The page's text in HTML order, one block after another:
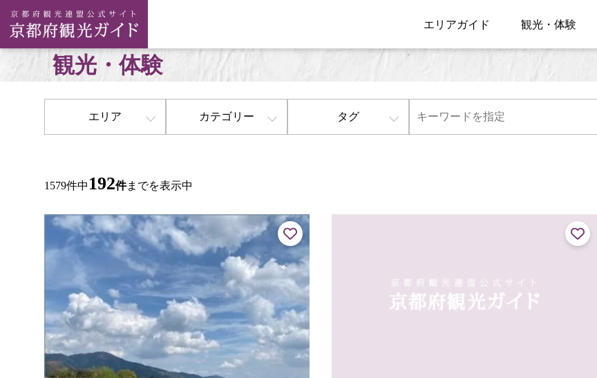
エリアガイド 観光・体験
観光・体験
エリア カテゴリー タグ
1579件中 192件までを表示中